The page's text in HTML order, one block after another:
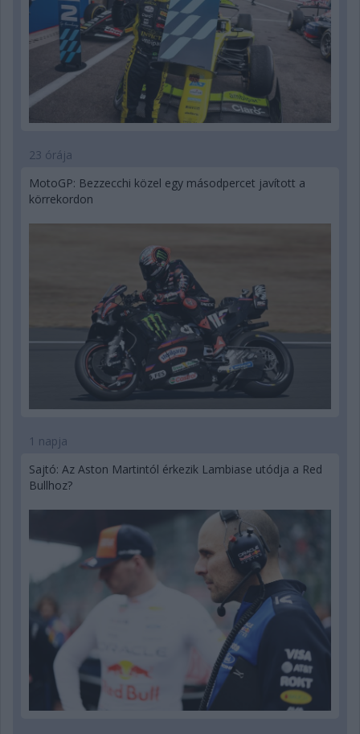
23 órája
MotoGP: Bezzecchi közel egy másodpercet javított a
körrekordon
1 napja
Sajtó: Az Aston Martintól érkezik Lambiase utódja a Red
Bullhoz?